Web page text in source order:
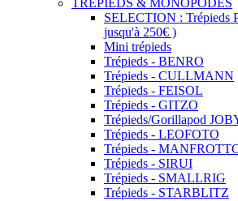
TREPIEDS & MONOPODES
SELECTION : Trépieds
jusqu'à 250€ )
Mini trépieds
Trépieds - BENRO
Trépieds - CULLMANN
Trépieds - FEISOL
Trépieds - GITZO
Trépieds/Gorillapod
Trépieds - LEOFOTO
Trépieds -
Trépieds - SIRUI
Trépieds - SMALLRIG
Trépieds - STARBLITZ